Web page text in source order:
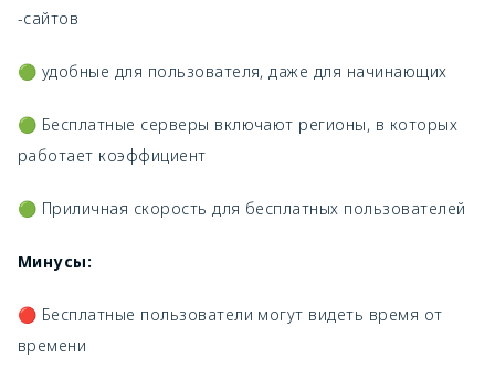
-сайтов
🟢 удобные для пользователя, даже для начинающих
🟢 Бесплатные серверы включают регионы, в которых
работает коэффициент
🟢 Приличная скорость для бесплатных пользователей
Минусы:
🔴 Бесплатные пользователи могут видеть время от
времени